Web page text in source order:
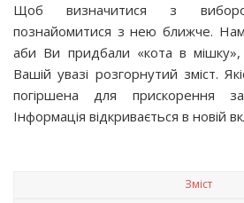
Щоб визначитися з
познайомитися з нею ближче.
аби Ви придбали «кота в мішку»,
Вашій увазі розгорнутий зміст.
погіршена для прискорення
Інформація відкривається в новій
Зміст